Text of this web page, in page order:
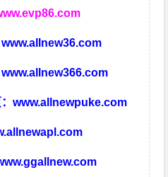
www.allnew36.com
www.allnew366.com
www.allnewpuke.com